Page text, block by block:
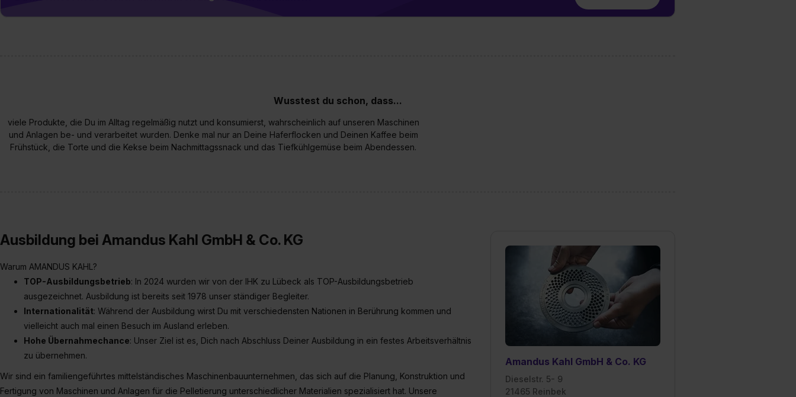
jederzeit mit Wirkung für die Zukunft ganz oder teilweise über unsere Datenschutzerklärung unter dem Punkt
Wusstest du schon, dass...
viele Produkte, die Du im Alltag regelmäßig nutzt und konsumierst, wahrscheinlich auf unseren Maschinen
und Anlagen be- und verarbeitet wurden. Denke mal nur an Deine Haferflocken und Deinen Kaffee beim
Frühstück, die Torte und die Kekse beim Nachmittagssnack und das Tiefkühlgemüse beim Abendessen.
Amandus Kahl GmbH & Co. KG
Dieselstr. 5- 9
21465 Reinbek
Ausbildung bei Amandus Kahl GmbH & Co. KG
Warum AMANDUS KAHL?
TOP-Ausbildungsbetrieb: In 2024 wurden wir von der IHK zu Lübeck als TOP-Ausbildungsbetrieb
ausgezeichnet. Ausbildung ist bereits seit 1978 unser ständiger Begleiter.
Internationalität: Während der Ausbildung wirst Du mit verschiedensten Nationen in Berührung kommen und
vielleicht auch mal einen Besuch im Ausland erleben.
Hohe Übernahmechance: Unser Ziel ist es, Dich nach Abschluss Deiner Ausbildung in ein festes Arbeitsverhältnis
zu übernehmen.
Wir sind ein familiengeführtes mittelständisches Maschinenbauunternehmen, das sich auf die Planung, Konstruktion und
Fertigung von Maschinen und Anlagen für die Pelletierung unterschiedlicher Materialien spezialisiert hat. Unsere